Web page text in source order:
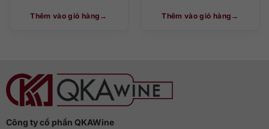
Thêm vào giỏ hàng Thêm vào giỏ hàng
Công ty cổ phần QKAWine